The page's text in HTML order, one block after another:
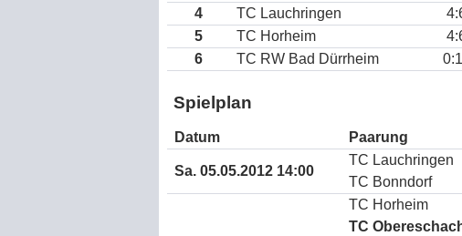
4
TC Lauchringen
5
TC Horheim
6
TC RW Bad Dürrheim
Spielplan
Datum Paarung
Sa. 05.05.2012 14:00
TC Lauchringen
TC Bonndorf
TC Horheim
TC